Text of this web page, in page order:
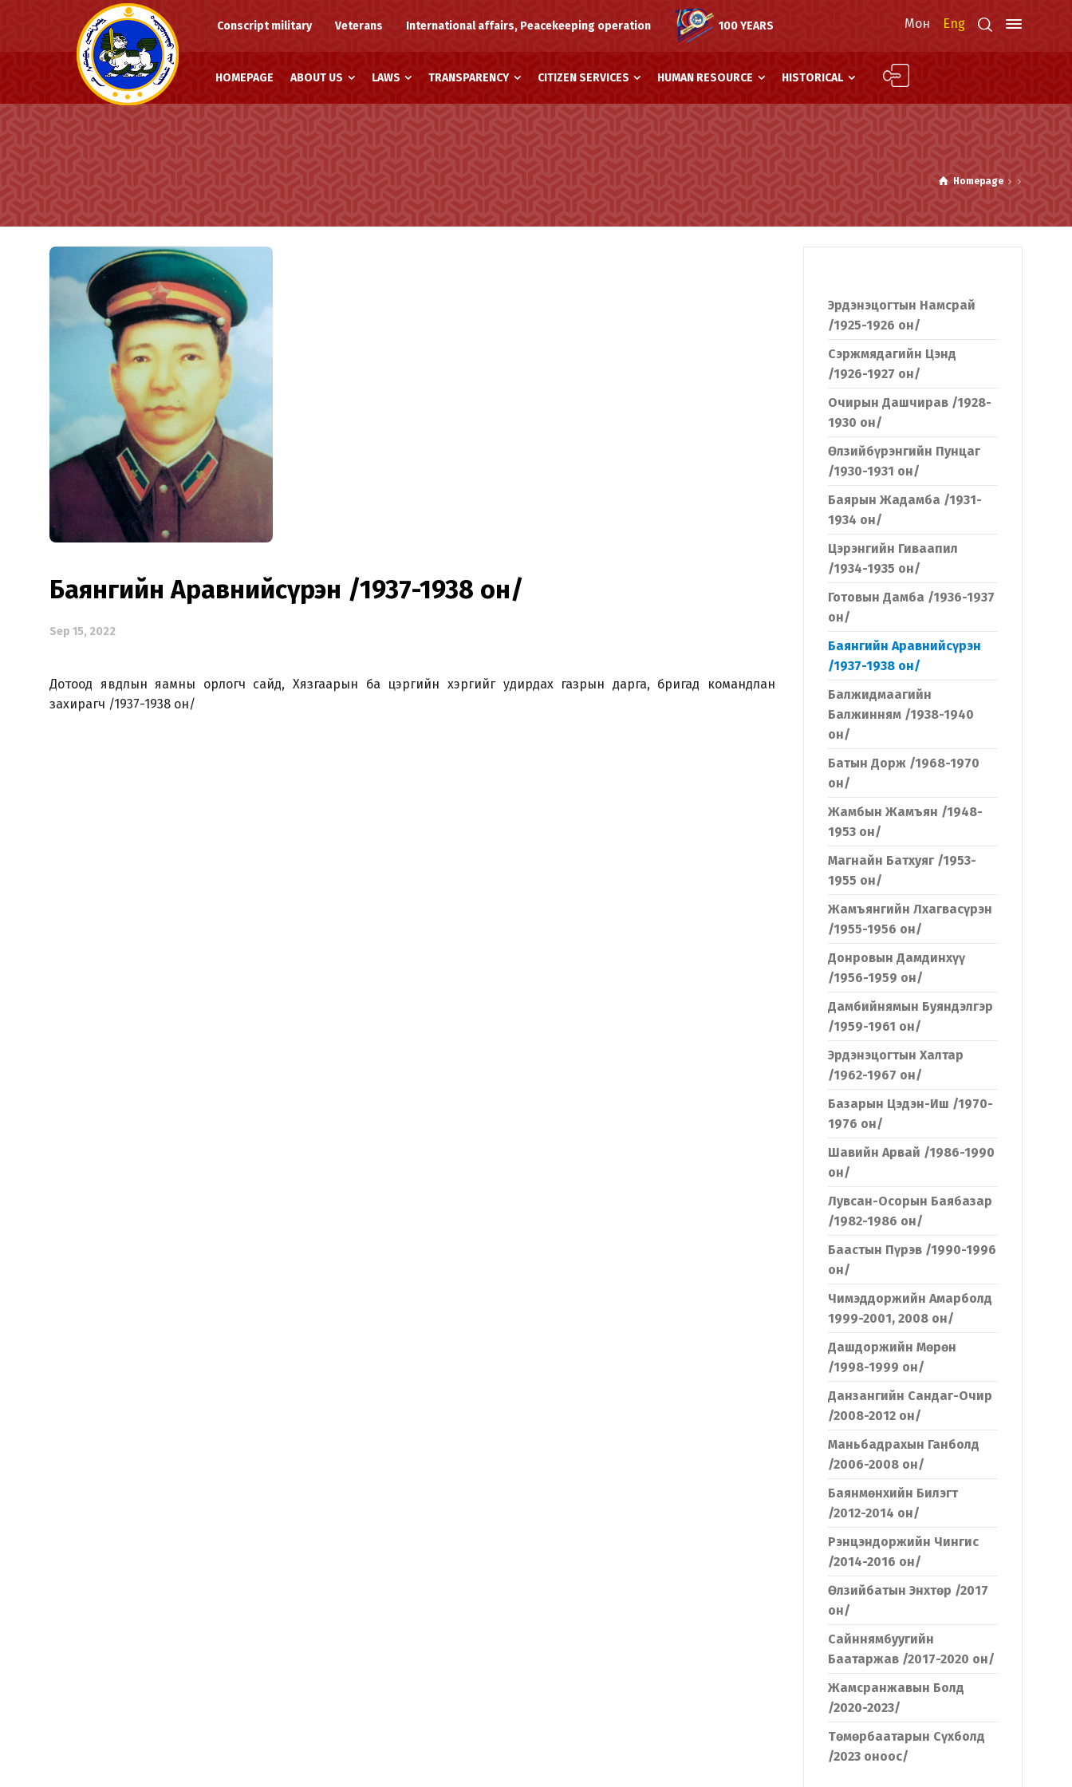
Conscript military Veterans International affairs, Peacekeeping operation 100 YEARS Мон Eng
HOMEPAGE ABOUT US LAWS TRANSPARENCY CITIZEN SERVICES HUMAN RESOURCE HISTORICAL
Homepage
Баянгийн Аравнийсүрэн /1937-1938 он/
Sep 15, 2022
Дотоод явдлын яамны орлогч сайд, Хязгаарын ба цэргийн хэргийг удирдах газрын дарга, бригад командлан
захирагч /1937-1938 он/
Эрдэнэцогтын Намсрай
/1925-1926 он/
Сэржмядагийн Цэнд
/1926-1927 он/
Очирын Дашчирав /1928-
1930 он/
Өлзийбүрэнгийн Пунцаг
/1930-1931 он/
Баярын Жадамба /1931-
1934 он/
Цэрэнгийн Гиваапил
/1934-1935 он/
Готовын Дамба /1936-1937
он/
Баянгийн Аравнийсүрэн
/1937-1938 он/
Балжидмаагийн
Балжинням /1938-1940
он/
Батын Дорж /1968-1970
он/
Жамбын Жамъян /1948-
1953 он/
Магнайн Батхуяг /1953-
1955 он/
Жамъянгийн Лхагвасүрэн
/1955-1956 он/
Донровын Дамдинхүү
/1956-1959 он/
Дамбийнямын Буяндэлгэр
/1959-1961 он/
Эрдэнэцогтын Халтар
/1962-1967 он/
Базарын Цэдэн-Иш /1970-
1976 он/
Шавийн Арвай /1986-1990
он/
Лувсан-Осорын Баябазар
/1982-1986 он/
Баастын Пүрэв /1990-1996
он/
Чимэддоржийн Амарболд
1999-2001, 2008 он/
Дашдоржийн Мөрөн
/1998-1999 он/
Данзангийн Сандаг-Очир
/2008-2012 он/
Маньбадрахын Ганболд
/2006-2008 он/
Баянмөнхийн Билэгт
/2012-2014 он/
Рэнцэндоржийн Чингис
/2014-2016 он/
Өлзийбатын Энхтөр /2017
он/
Сайннямбуугийн
Баатаржав /2017-2020 он/
Жамсранжавын Болд
/2020-2023/
Төмөрбаатарын Сүхболд
/2023 оноос/